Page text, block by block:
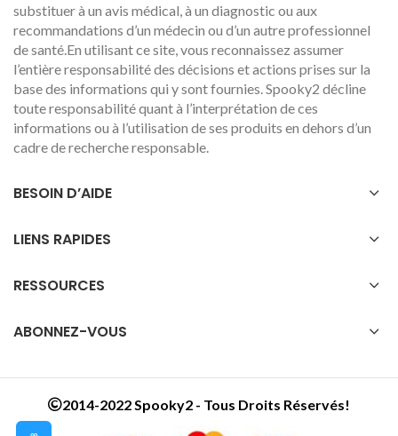
substituer à un avis médical, à un diagnostic ou aux
recommandations d’un médecin ou d’un autre professionnel
de santé.En utilisant ce site, vous reconnaissez assumer
l’entière responsabilité des décisions et actions prises sur la
base des informations qui y sont fournies. Spooky2 décline
toute responsabilité quant à l’interprétation de ces
informations ou à l’utilisation de ses produits en dehors d’un
cadre de recherche responsable.
BESOIN D’AIDE
LIENS RAPIDES
RESSOURCES
ABONNEZ-VOUS
2014-2022 Spooky2 - Tous Droits Réservés!